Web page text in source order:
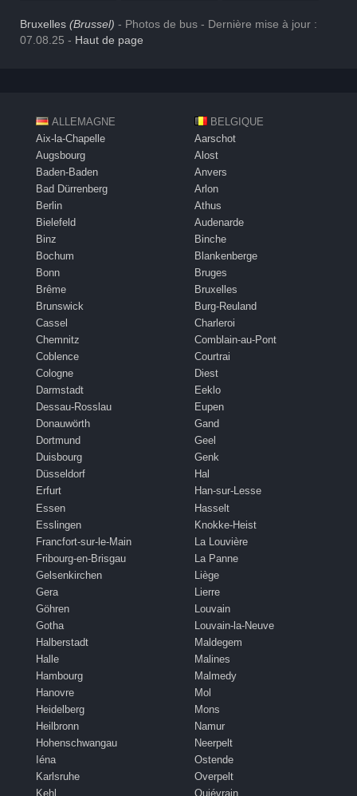
Bruxelles (Brussel) - Photos de bus - Dernière mise à jour :
07.08.25 - Haut de page
ALLEMAGNE
Aix-la-Chapelle
Augsbourg
Baden-Baden
Bad Dürrenberg
Berlin
Bielefeld
Binz
Bochum
Bonn
Brême
Brunswick
Cassel
Chemnitz
Coblence
Cologne
Darmstadt
Dessau-Rosslau
Donauwörth
Dortmund
Duisbourg
Düsseldorf
Erfurt
Essen
Esslingen
Francfort-sur-le-Main
Fribourg-en-Brisgau
Gelsenkirchen
Gera
Göhren
Gotha
Halberstadt
Halle
Hambourg
Hanovre
Heidelberg
Heilbronn
Hohenschwangau
Iéna
Karlsruhe
Kehl
BELGIQUE
Aarschot
Alost
Anvers
Arlon
Athus
Audenarde
Binche
Blankenberge
Bruges
Bruxelles
Burg-Reuland
Charleroi
Comblain-au-Pont
Courtrai
Diest
Eeklo
Eupen
Gand
Geel
Genk
Hal
Han-sur-Lesse
Hasselt
Knokke-Heist
La Louvière
La Panne
Liège
Lierre
Louvain
Louvain-la-Neuve
Maldegem
Malines
Malmedy
Mol
Mons
Namur
Neerpelt
Ostende
Overpelt
Quiévrain